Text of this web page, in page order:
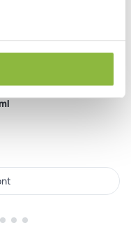
Fusion